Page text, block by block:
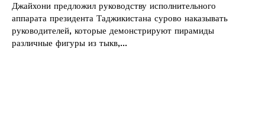
Джайхони предложил руководству исполнительного
аппарата президента Таджикистана сурово наказывать
руководителей, которые демонстрируют пирамиды
различные фигуры из тыкв,...